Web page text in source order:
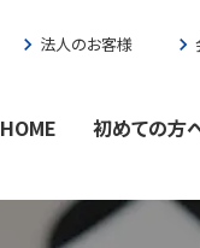
chevron_right 法人のお客様 chevron_right
HOME 初めての方